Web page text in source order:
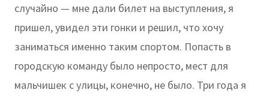
случайно — мне дали билет на выступления, я
пришел, увидел эти гонки и решил, что хочу
заниматься именно таким спортом. Попасть в
городскую команду было непросто, мест для
мальчишек с улицы, конечно, не было. Три года я